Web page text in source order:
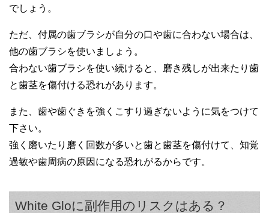
でしょう。
ただ、付属の歯ブラシが自分の口や歯に合わない場合は、
他の歯ブラシを使いましょう。
合わない歯ブラシを使い続けると、磨き残しが出来たり歯
と歯茎を傷付ける恐れがあります。
また、歯や歯ぐきを強くこすり過ぎないように気をつけて
下さい。
強く磨いたり磨く回数が多いと歯と歯茎を傷付けて、知覚
過敏や歯周病の原因になる恐れがるからです。
White Gloに副作用のリスクはある？